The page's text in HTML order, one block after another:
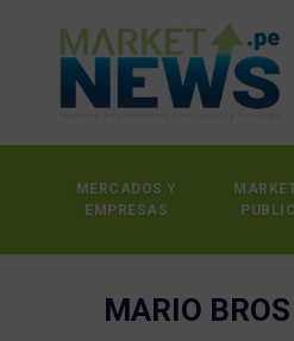
MERCADOS Y
EMPRESAS
MARIO BROS